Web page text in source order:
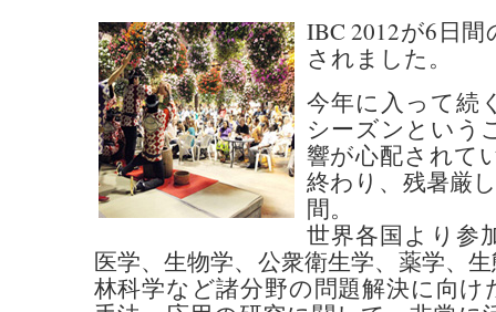
IBC 2012が6日
されました。
今年に入って続
シーズンという
響が心配されて
終わり、残暑厳
間。
世界各国より参
医学、生物学、公衆衛生学、薬学、
林科学など諸分野の問題解決に向け